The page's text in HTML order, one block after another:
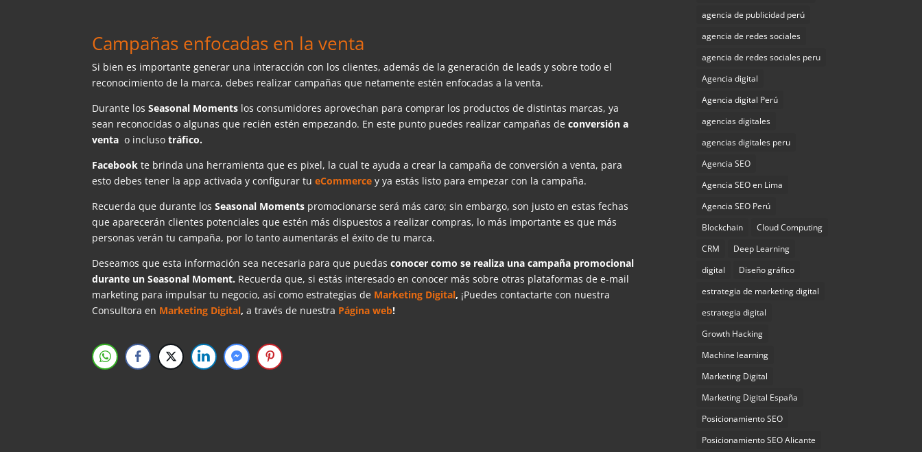
Campañas enfocadas en la venta
Si bien es importante generar una interacción con los clientes, además de la generación de leads y sobre todo el
reconocimiento de la marca, debes realizar campañas que netamente estén enfocadas a la venta.
Durante losSeasonal Moments los consumidores aprovechan para comprar los productos de distintas marcas, ya
sean reconocidas o algunas que recién estén empezando. En este punto puedes realizar campañas deconversión a
venta o inclusotráfico.
Facebook te brinda una herramienta que es pixel, la cual te ayuda a crear la campaña de conversión a venta, para
esto debes tener la app activada y configurar tueCommercey ya estás listo para empezar con la campaña.
Recuerda que durante losSeasonal Moments promocionarse será más caro; sin embargo, son justo en estas fechas
que aparecerán clientes potenciales que estén más dispuestos a realizar compras, lo más importante es que más
personas verán tu campaña, por lo tanto aumentarás el éxito de tu marca.
Deseamos que esta información sea necesaria para que puedasconocer como se realiza una campaña promocional
durante un Seasonal Moment. Recuerda que, si estás interesado en conocer más sobre otras plataformas de e-mail
marketing para impulsar tu negocio, así como estrategias de Marketing Digital, ¡Puedes contactarte con nuestra
Consultora en Marketing Digital, a través de nuestra Página web!
agencia de publicidad perú
agencia de redes sociales
agencia de redes sociales peru
Agencia digital
Agencia digital Perú
agencias digitales
agencias digitales peru
Agencia SEO
Agencia SEO en Lima
Agencia SEO Perú
Blockchain
Cloud Computing
CRM
Deep Learning
digital
Diseño gráfico
estrategia de marketing digital
estrategia digital
Growth Hacking
Machine learning
Marketing Digital
Marketing Digital España
Posicionamiento SEO
Posicionamiento SEO Alicante